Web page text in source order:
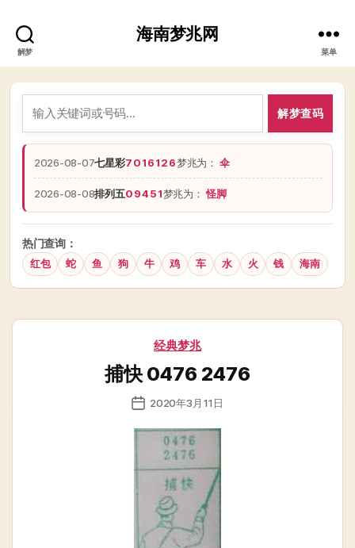
解梦
海南梦兆网
菜单
解梦查码
2026-08-07七星彩7016126梦兆为：伞
2026-08-08排列五09451梦兆为：怪脚
热门查询：
红包 蛇 鱼 狗 牛 鸡 车 水 火 钱 海南
分
经典梦兆
捕快 0476 2476
发
日
2020年3月11日